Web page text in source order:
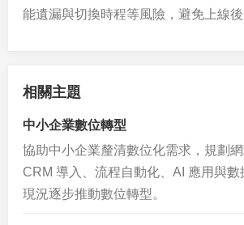
能遺漏與切換時程等風險，避免上線後
相關主題
中小企業數位轉型
協助中小企業釐清數位化需求，規劃
CRM 導入、流程自動化、AI 應用與數
現況逐步推動數位轉型。